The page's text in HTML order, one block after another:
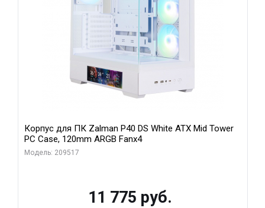
Корпус для ПК Zalman P40 DS White ATX Mid Tower
PC Case, 120mm ARGB Fanx4
Модель: 209517
11 775 руб.